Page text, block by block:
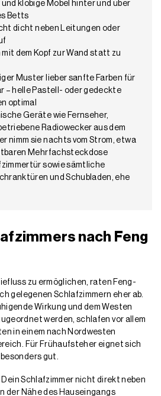
und klobige Möbel hinter und über
Betts
dicht neben Leitungen oder
dem Kopf zur Wand statt zu
Muster lieber sanfte Farben für
– helle Pastell- oder gedeckte
optimal
Geräte wie Fernseher,
Radiowecker aus dem
nimm sie nachts vom Strom, etwa
Mehrfachsteckdose
sowie sämtliche
und Schubladen, ehe
nach Feng
zu ermöglichen, raten Feng-
gelegenen Schlafzimmern eher ab.
Wirkung und dem Westen
werden, schlafen vor allem
in einem nach Nordwesten
Für Frühaufsteher eignet sich
gut.
Dein Schlafzimmer nicht direkt neben
der Nähe des Hauseingangs